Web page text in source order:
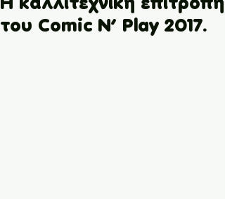
του Comic N’ Play 2017.